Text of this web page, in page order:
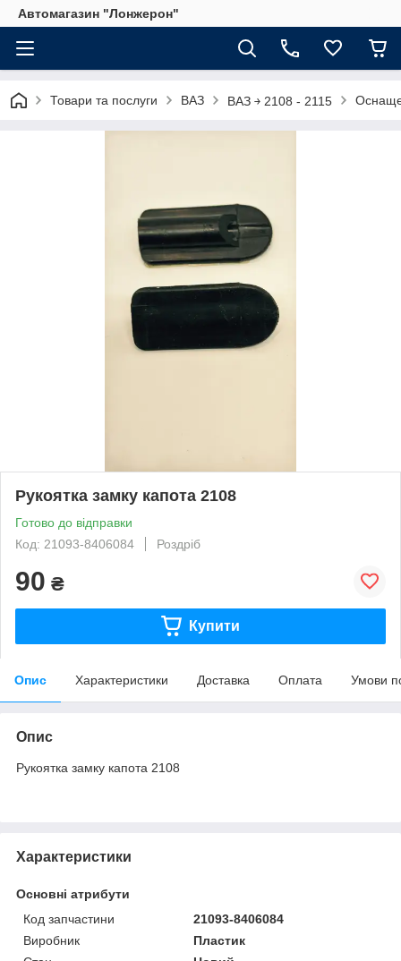
Автомагазин "Лонжерон"
Товари та послуги ВАЗ ВАЗ ￫ 2108 - 2115
Рукоятка замку капота 2108
Готово до відправки
Код: 21093-8406084
Роздріб
90 ₴
Купити
Опис Характеристики Доставка Оплата Умови
Опис
Рукоятка замку капота 2108
Характеристики
Основні атрибути
Код запчастини
21093-8406084
Виробник
Пластик